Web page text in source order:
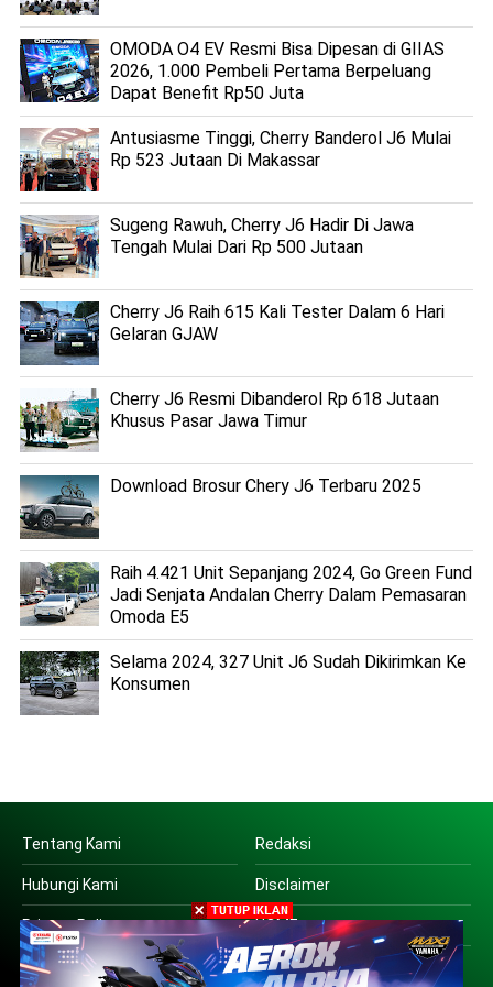
OMODA O4 EV Resmi Bisa Dipesan di GIIAS
2026, 1.000 Pembeli Pertama Berpeluang
Dapat Benefit Rp50 Juta
Antusiasme Tinggi, Cherry Banderol J6 Mulai
Rp 523 Jutaan Di Makassar
Sugeng Rawuh, Cherry J6 Hadir Di Jawa
Tengah Mulai Dari Rp 500 Jutaan
Cherry J6 Raih 615 Kali Tester Dalam 6 Hari
Gelaran GJAW
Cherry J6 Resmi Dibanderol Rp 618 Jutaan
Khusus Pasar Jawa Timur
Download Brosur Chery J6 Terbaru 2025
Raih 4.421 Unit Sepanjang 2024, Go Green Fund
Jadi Senjata Andalan Cherry Dalam Pemasaran
Omoda E5
Selama 2024, 327 Unit J6 Sudah Dikirimkan Ke
Konsumen
Tentang Kami Redaksi
Hubungi Kami Disclaimer
Privacy Policy HOME